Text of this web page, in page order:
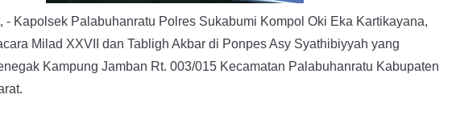
- Kapolsek Palabuhanratu Polres Sukabumi Kompol Oki Eka Kartikayana,
Milad XXVII dan Tabligh Akbar di Ponpes Asy Syathibiyyah yang
Kampung Jamban Rt. 003/015 Kecamatan Palabuhanratu Kabupaten